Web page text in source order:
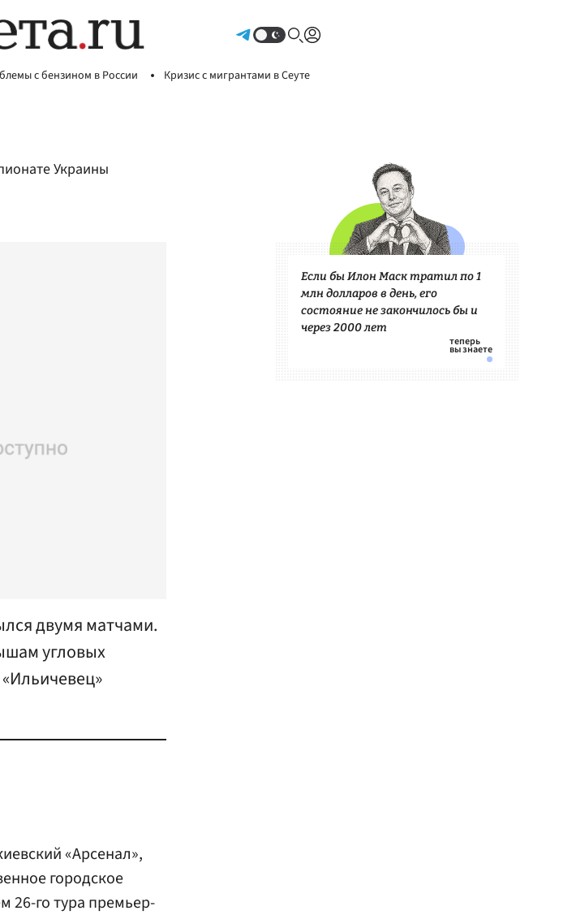
с бензином в России Кризис с мигрантами в Сеуте
Украины
двумя матчами.
угловых
«Арсенал»,
городское
26-го тура премьер-
Если бы Илон Маск тратил по 1
млн долларов в день, его
состояние не закончилось бы и
через 2000 лет